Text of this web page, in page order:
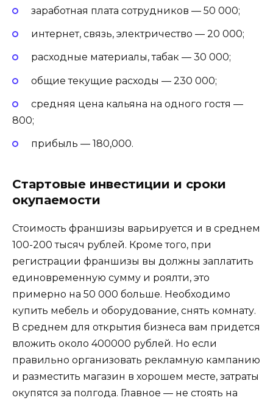
заработная плата сотрудников — 50 000;
интернет, связь, электричество — 20 000;
расходные материалы, табак — 30 000;
общие текущие расходы — 230 000;
средняя цена кальяна на одного гостя —
800;
прибыль — 180,000.
Стартовые инвестиции и сроки
окупаемости
Стоимость франшизы варьируется и в среднем
100-200 тысяч рублей. Кроме того, при
регистрации франшизы вы должны заплатить
единовременную сумму и роялти, это
примерно на 50 000 больше. Необходимо
купить мебель и оборудование, снять комнату.
В среднем для открытия бизнеса вам придется
вложить около 400000 рублей. Но если
правильно организовать рекламную кампанию
и разместить магазин в хорошем месте, затраты
окупятся за полгода. Главное — не стоять на